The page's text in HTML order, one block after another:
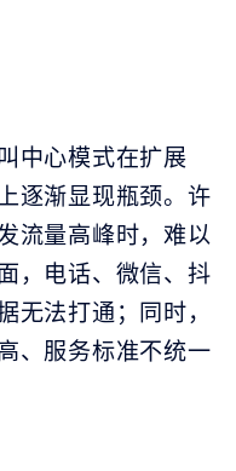
中心模式在扩展
逐渐显现瓶颈。许
流量高峰时，难以
，电话、微信、抖
无法打通；同时，
、服务标准不统一